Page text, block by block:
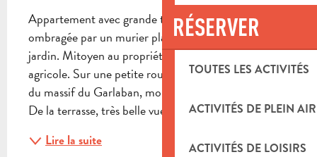
RÉSERVER
TOUTES LES ACTIVITÉS
ACTIVITÉS DE PLEIN AIR
ACTIVITÉS DE LOISIRS
Appartement avec grande terrasse privative
ombragée par un murier platane et son salon de
jardin. Mitoyen au propriétaire, sur une exploitation
agricole. Sur une petite route de campagne, à 2 km
du massif du Garlaban, montagne chère à Pagnol.
De la terrasse, très belle vue sur la montagne de...
Lire la suite